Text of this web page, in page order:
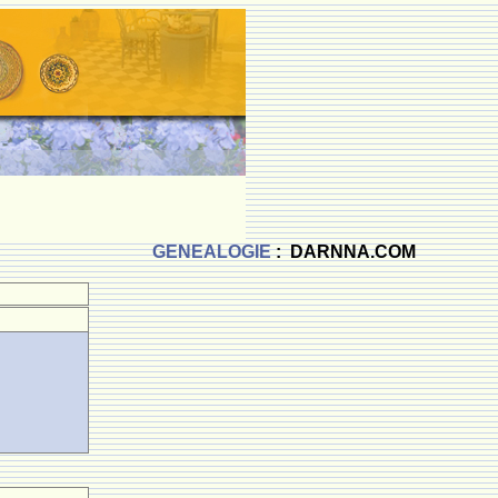
GENEALOGIE: DARNNA.COM